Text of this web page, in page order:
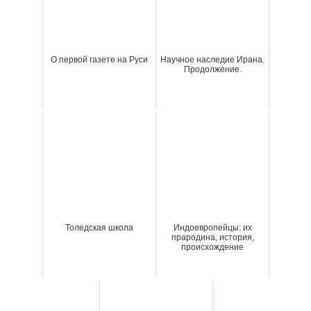
О первой газете на Руси
Научное наследие Ирана.
Продолжение.
Толедская школа
Индоевропейцы: их
прародина, история,
происхождение